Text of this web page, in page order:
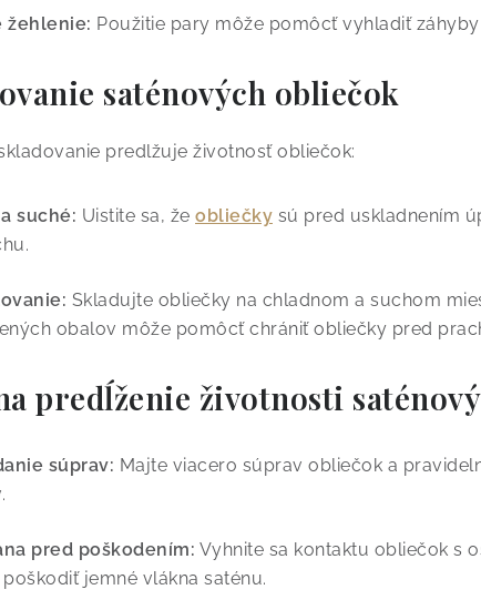
žehlenie: Použitie pary môže pomôcť vyhladiť
saténových obliečok
predlžuje životnosť obliečok:
suché: Uistite sa, že obliečky sú pred uskladnením
Skladujte obliečky na chladnom a suchom
obalov môže pomôcť chrániť obliečky pred
predĺženie životnosti
súprav: Majte viacero súprav obliečok a
pred poškodením: Vyhnite sa kontaktu obliečok s
jemné vlákna saténu.